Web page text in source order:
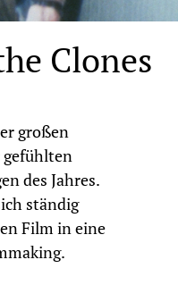
Clones
großen
gefühlten
des Jahres.
ständig
Film in eine